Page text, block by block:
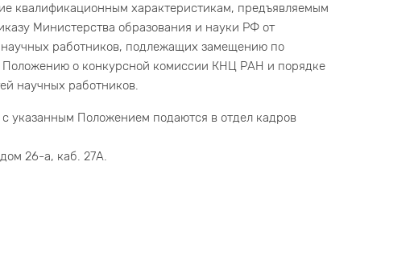
квалификационным характеристикам, предъявляемым
Министерства образования и науки РФ от
работников, подлежащих замещению по
Положению о конкурсной комиссии КНЦ РАН и порядке
научных работников.
указанным Положением подаются в отдел кадров
26-а, каб. 27А.